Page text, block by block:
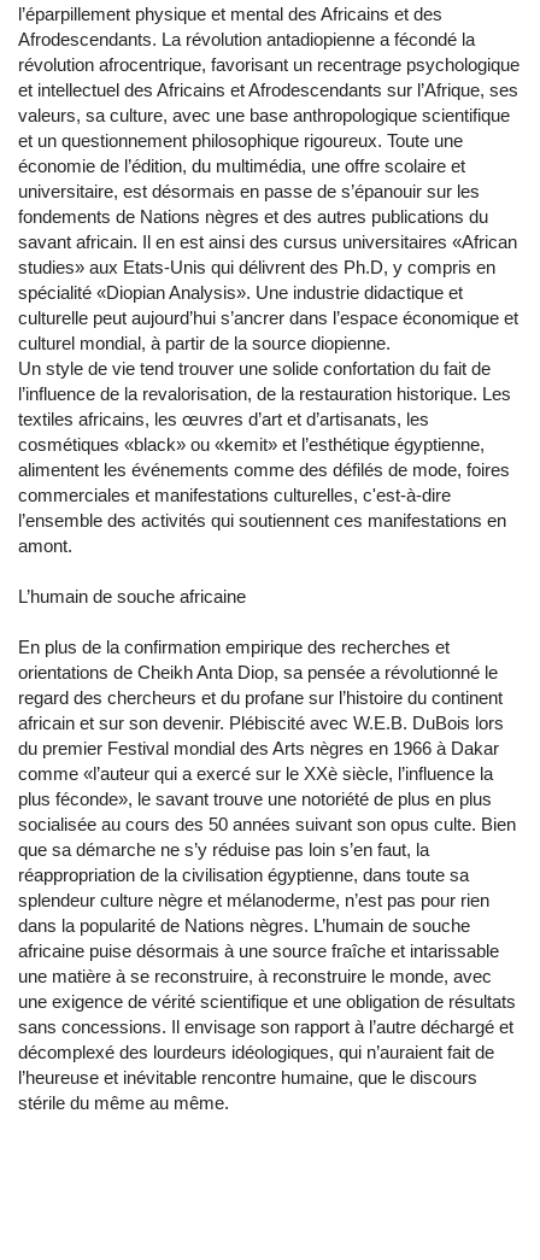
l’éparpillement physique et mental des Africains et des
Afrodescendants. La révolution antadiopienne a fécondé la
révolution afrocentrique, favorisant un recentrage psychologique
et intellectuel des Africains et Afrodescendants sur l’Afrique, ses
valeurs, sa culture, avec une base anthropologique scientifique
et un questionnement philosophique rigoureux. Toute une
économie de l’édition, du multimédia, une offre scolaire et
universitaire, est désormais en passe de s’épanouir sur les
fondements de Nations nègres et des autres publications du
savant africain. Il en est ainsi des cursus universitaires «African
studies» aux Etats-Unis qui délivrent des Ph.D, y compris en
spécialité «Diopian Analysis». Une industrie didactique et
culturelle peut aujourd’hui s’ancrer dans l’espace économique et
culturel mondial, à partir de la source diopienne.
Un style de vie tend trouver une solide confortation du fait de
l’influence de la revalorisation, de la restauration historique. Les
textiles africains, les œuvres d’art et d’artisanats, les
cosmétiques «black» ou «kemit» et l’esthétique égyptienne,
alimentent les événements comme des défilés de mode, foires
commerciales et manifestations culturelles, c'est-à-dire
l’ensemble des activités qui soutiennent ces manifestations en
amont.
L’humain de souche africaine
En plus de la confirmation empirique des recherches et
orientations de Cheikh Anta Diop, sa pensée a révolutionné le
regard des chercheurs et du profane sur l’histoire du continent
africain et sur son devenir. Plébiscité avec W.E.B. DuBois lors
du premier Festival mondial des Arts nègres en 1966 à Dakar
comme «l’auteur qui a exercé sur le XXè siècle, l’influence la
plus féconde», le savant trouve une notoriété de plus en plus
socialisée au cours des 50 années suivant son opus culte. Bien
que sa démarche ne s’y réduise pas loin s’en faut, la
réappropriation de la civilisation égyptienne, dans toute sa
splendeur culture nègre et mélanoderme, n’est pas pour rien
dans la popularité de Nations nègres. L’humain de souche
africaine puise désormais à une source fraîche et intarissable
une matière à se reconstruire, à reconstruire le monde, avec
une exigence de vérité scientifique et une obligation de résultats
sans concessions. Il envisage son rapport à l’autre déchargé et
décomplexé des lourdeurs idéologiques, qui n’auraient fait de
l’heureuse et inévitable rencontre humaine, que le discours
stérile du même au même.